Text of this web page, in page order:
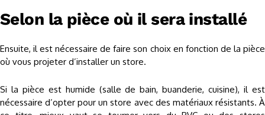
Selon la pièce où il sera installé
Ensuite, il est nécessaire de faire son choix en fonction de la pièce
où vous projeter d’installer un store.
Si la pièce est humide (salle de bain, buanderie, cuisine), il est
nécessaire d’opter pour un store avec des matériaux résistants. À